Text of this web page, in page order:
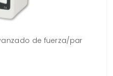
de fuerza/par